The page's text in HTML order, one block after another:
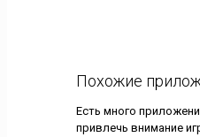
Похожие
Есть много
привлечь внимание